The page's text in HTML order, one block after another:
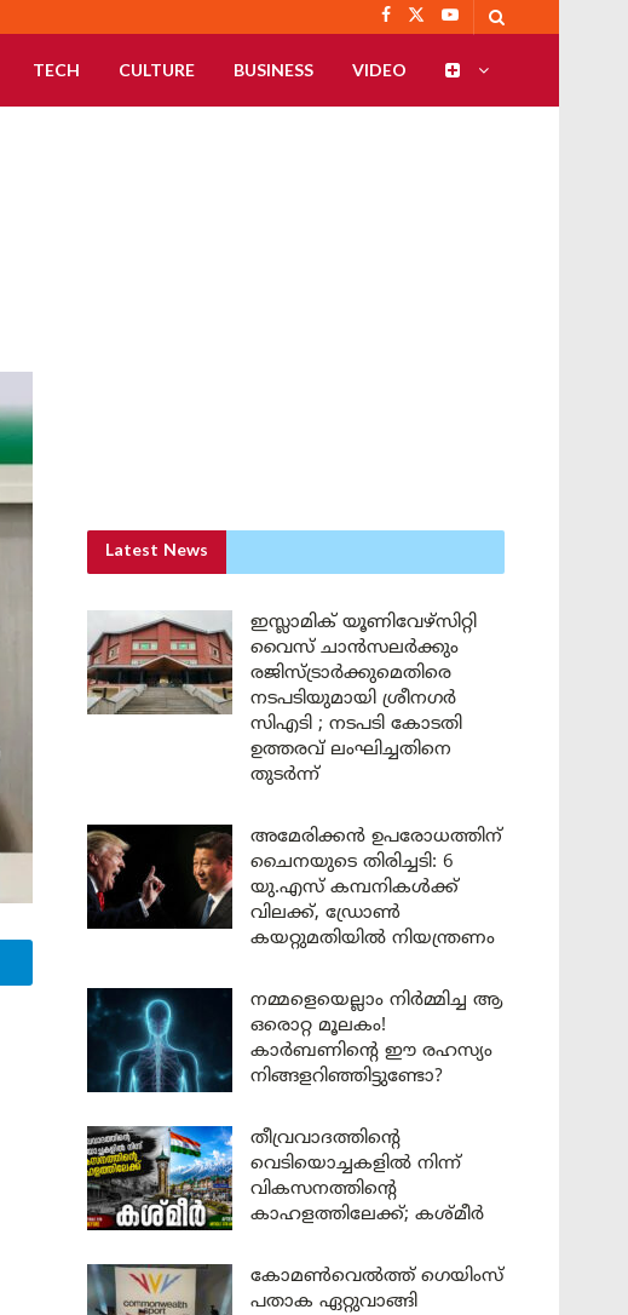
TECH CULTURE BUSINESS VIDEO
Latest News
ഇസ്ലാമിക് യൂണിവേഴ്സിറ്റി
വൈസ് ചാൻസലർക്കും
രജിസ്ട്രാർക്കുമെതിരെ
നടപടിയുമായി ശ്രീനഗർ
സിഎടി ; നടപടി കോടതി
ഉത്തരവ് ലംഘിച്ചതിനെ
തുടർന്ന്
അമേരിക്കൻ ഉപരോധത്തിന്
ചൈനയുടെ തിരിച്ചടി: 6
യു.എസ് കമ്പനികൾക്ക്
വിലക്ക്, ഡ്രോൺ
കയറ്റുമതിയിൽ നിയന്ത്രണം
നമ്മളെയെല്ലാം നിർമ്മിച്ച ആ
ഒരൊറ്റ മൂലകം!
കാർബണിന്റെ ഈ രഹസ്യം
നിങ്ങളറിഞ്ഞിട്ടുണ്ടോ?
തീവ്രവാദത്തിന്റെ
വെടിയൊച്ചകളിൽ നിന്ന്
വികസനത്തിന്റെ
കാഹളത്തിലേക്ക്; കശ്മീർ
കോമൺവെൽത്ത് ഗെയിംസ്
പതാക ഏറ്റുവാങ്ങി